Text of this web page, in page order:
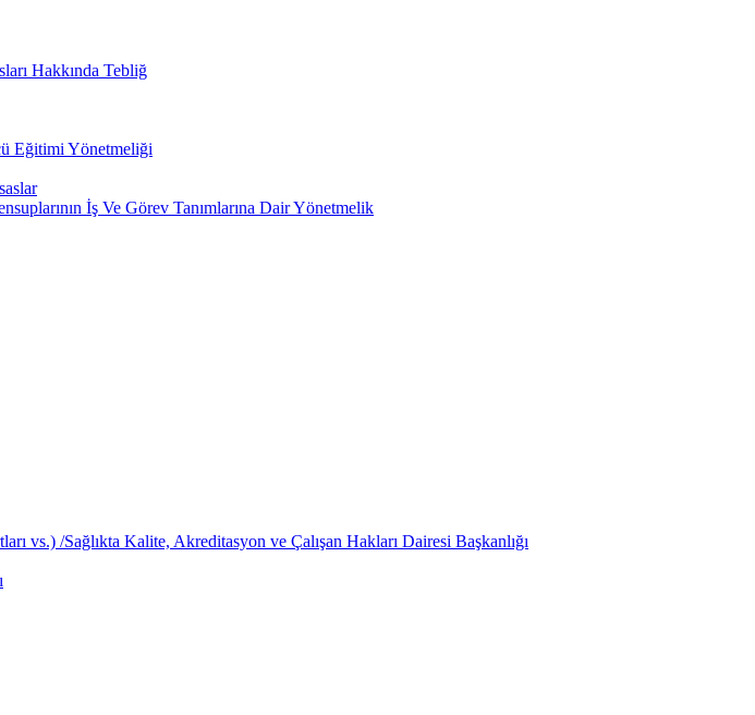
Hakkında Tebliğ
Eğitimi Yönetmeliği
İş Ve Görev Tanımlarına Dair Yönetmelik
vs.) /Sağlıkta Kalite, Akreditasyon ve Çalışan Hakları Dairesi Başkanlığı